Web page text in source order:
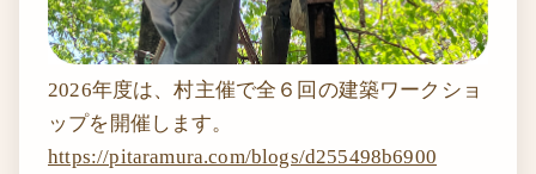
2026年度は、村主催で全６回の建築ワークショ
ップを開催します。
https://pitaramura.com/blogs/d255498b6900